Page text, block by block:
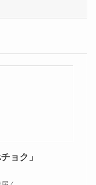
ョク」